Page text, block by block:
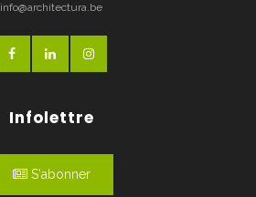
info@architectura.be
Infolettre
S'abonner